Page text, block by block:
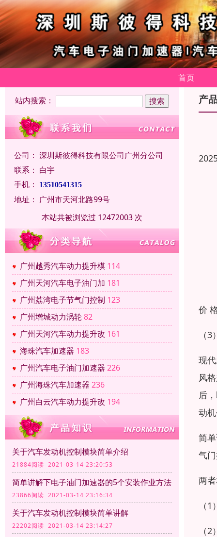
首页
站内搜索：
公司： 深圳斯彼得科技有限公司广州分公司
联系： 白宇
手机：
13510541315
地址： 广州市天河北路99号
本站共被浏览过 12472003 次
广州越秀汽车动力提升模 114
广州天河汽车电子油门加 181
广州荔湾电子节气门控制 123
广州增城动力涡轮82
广州天河汽车动力提升改 161
海珠汽车加速器 183
广州汽车电子油门加速器 226
广州海珠汽车加速器 236
广州白云汽车动力提升改 194
关于汽车发动机控制模块简单介绍
21884阅读 2021-03-14 23:20:53
简单讲解下电子油门加速器的5个安装作业方法
23866阅读 2021-03-14 23:16:34
关于汽车发动机控制模块简单讲解
22202阅读 2021-03-14 23:14:27
产
价
（
现
风
后
动
简
气
两
（
（